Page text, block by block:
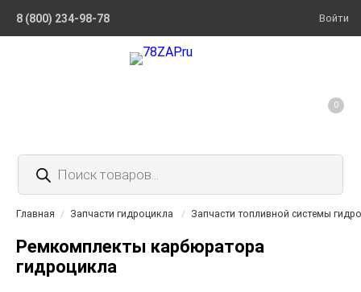
8 (800) 234-98-78 Войти
Поиск
товаров
0
Главная / Запчасти гидроцикла / Запчасти топливной системы
Ремкомплекты карбюратора
гидроцикла